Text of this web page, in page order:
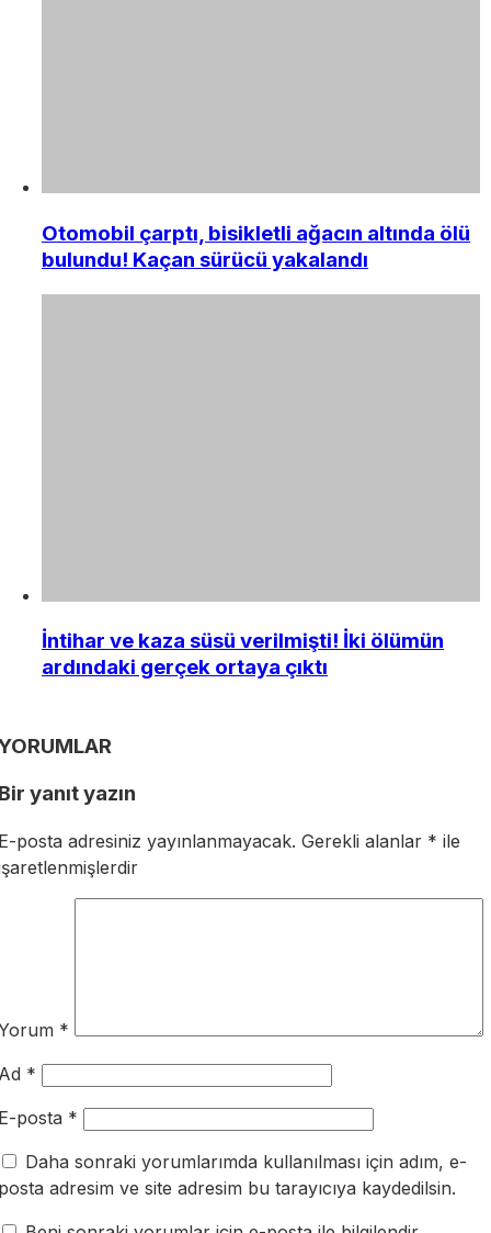
Otomobil çarptı, bisikletli ağacın altında ölü
bulundu! Kaçan sürücü yakalandı
İntihar ve kaza süsü verilmişti! İki ölümün
ardındaki gerçek ortaya çıktı
yanıt yazın
posta adresiniz yayınlanmayacak. Gerekli alanlar * ile
*
*
posta *
Daha sonraki yorumlarımda kullanılması için adım, e-
adresim ve site adresim bu tarayıcıya kaydedilsin.